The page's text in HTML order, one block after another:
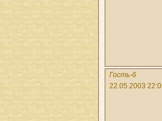
Гость-6
22.05.2003